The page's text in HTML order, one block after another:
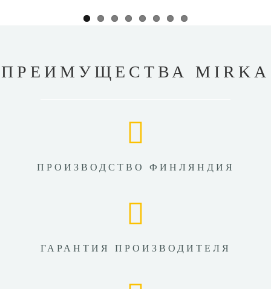
ПРЕИМУЩЕСТВА MIRKA
ПРОИЗВОДСТВО ФИНЛЯНДИЯ
ГАРАНТИЯ ПРОИЗВОДИТЕЛЯ